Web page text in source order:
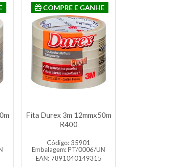
COMPRE E GANHE
Fita Durex 3m 12mmx50m
R400
Código: 35901
Embalagem: PT/0006/UN
EAN: 7891040149315